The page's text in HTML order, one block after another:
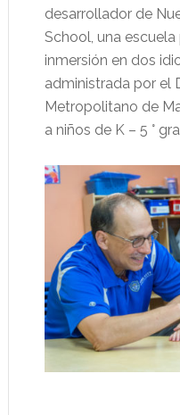
desarrollador de
School, una
inmersión en dos
administrada por el
Metropolitano de
a niños de K – 5 °